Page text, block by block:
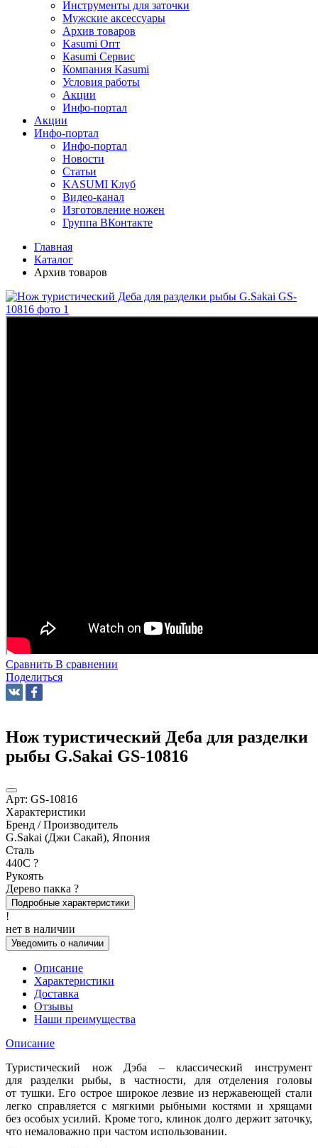
Инструменты для заточки
Мужские аксессуары
Архив товаров
Kasumi Опт
Кasumi Сервис
Компания Kasumi
Условия работы
Акции
Инфо-портал
Акции
Инфо-портал
Инфо-портал
Новости
Статьи
KASUMI Клуб
Видео-канал
Изготовление ножен
Группа ВКонтакте
Главная
Каталог
Архив товаров
Сравнить В сравнении
Поделиться
Нож туристический Деба для разделки
рыбы G.Sakai GS-10816
Арт: GS-10816
Характеристики
Бренд / Производитель
G.Sakai (Джи Сакай), Япония
Сталь
440C ?
Рукоять
Дерево пакка ?
Подробные характеристики
!
нет в наличии
Уведомить о наличии
Описание
Характеристики
Доставка
Отзывы
Наши преимущества
Описание
Туристический нож Дэба – классический инструмент
для разделки рыбы, в частности, для отделения головы
от тушки. Его острое широкое лезвие из нержавеющей стали
легко справляется с мягкими рыбными костями и хрящами
без особых усилий. Кроме того, клинок долго держит заточку,
что немаловажно при частом использовании.